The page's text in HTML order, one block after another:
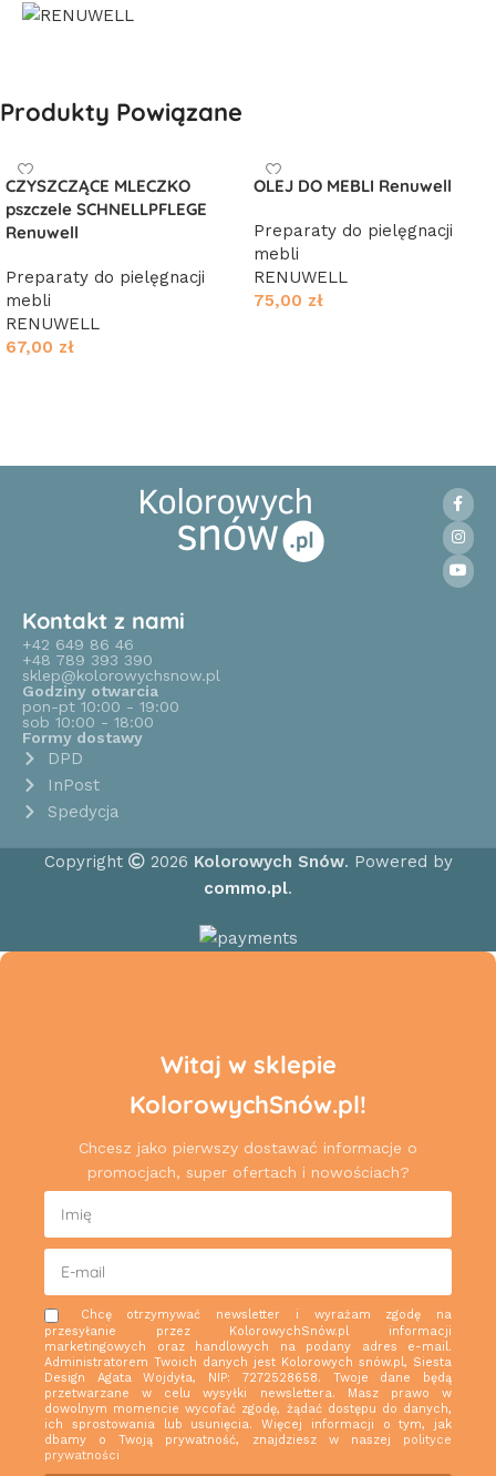
Produkty Powiązane
CZYSZCZĄCE MLECZKO
pszczele SCHNELLPFLEGE
Renuwell
Preparaty do pielęgnacji
mebli
RENUWELL
67,00 zł
OLEJ DO MEBLI Renuwell
Preparaty do pielęgnacji
mebli
RENUWELL
75,00 zł
Kontakt z nami
+42 649 86 46
+48 789 393 390
sklep@kolorowychsnow.pl
Godziny otwarcia
pon-pt 10:00 - 19:00
sob 10:00 - 18:00
Formy dostawy
DPD
InPost
Spedycja
Copyright 2026 Kolorowych Snów. Powered by
commo.pl.
Witaj w sklepie
KolorowychSnów.pl!
Chcesz jako pierwszy dostawać informacje o
promocjach, super ofertach i nowościach?
Chcę otrzymywać newsletter i wyrażam zgodę na
przesyłanie przez KolorowychSnów.pl informacji
marketingowych oraz handlowych na podany adres e-mail.
Administratorem Twoich danych jest Kolorowych snów.pl, Siesta
Design Agata Wojdyła, NIP: 7272528658. Twoje dane będą
przetwarzane w celu wysyłki newslettera. Masz prawo w
dowolnym momencie wycofać zgodę, żądać dostępu do danych,
ich sprostowania lub usunięcia. Więcej informacji o tym, jak
dbamy o Twoją prywatność, znajdziesz w naszej polityce
prywatności